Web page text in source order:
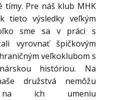
tímy. Pre náš klub MHK
tieto výsledky veľkým
sme sa v práci s
vyrovnať špičkovým
veľkoklubom s
históriou. Na
družstvá nemôžu
na ich umeniu